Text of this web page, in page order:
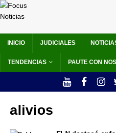
INICIO JUDICIALES
TENDENCIAS PAUTE CON
alivios